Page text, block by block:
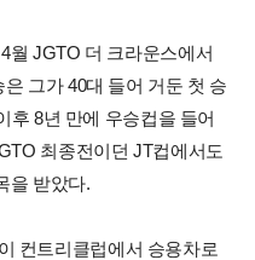
월 JGTO 더 크라운스에서
그가 40대 들어 거둔 첫 승
후 8년 만에 우승컵을 들어
최종전이던 JT컵에서도
을 받았다.
컨트리클럽에서 승용차로